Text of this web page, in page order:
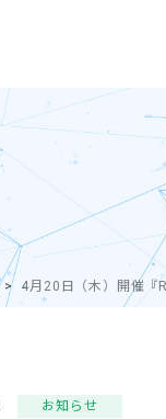
4月20日（木）開催『
お知らせ